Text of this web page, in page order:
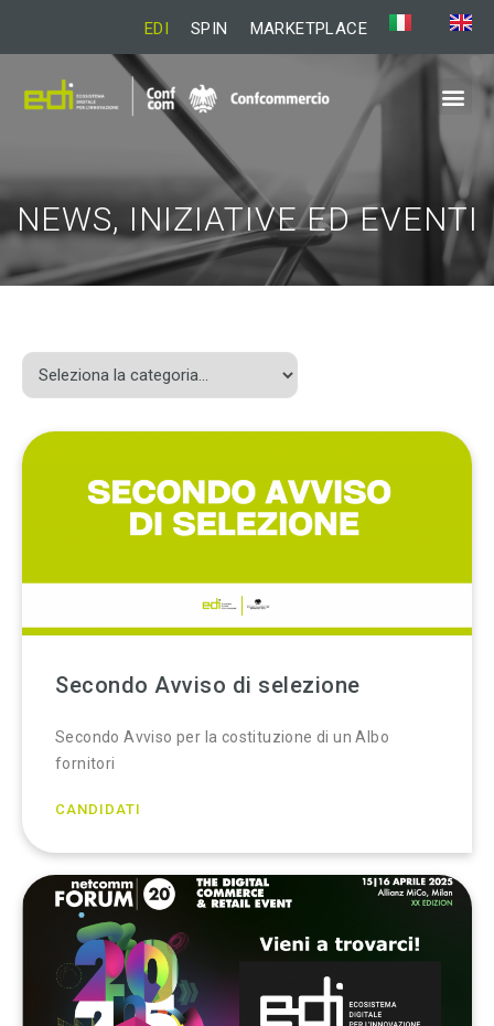
EDI SPIN MARKETPLACE
NEWS, INIZIATIVE ED EVENTI
Secondo Avviso di selezione
Secondo Avviso per la costituzione di un Albo
fornitori
CANDIDATI